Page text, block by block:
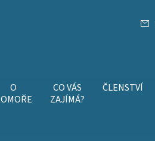
O
CO VÁS
ZAJÍMÁ?
ČLENSTVÍ